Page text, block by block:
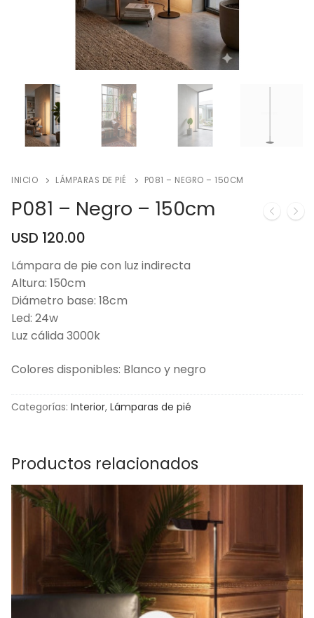
INICIO LÁMPARAS DE PIÉ P081 – NEGRO – 150CM
P081 – Negro – 150cm
USD 120.00
Lámpara de pie con luz indirecta
Altura: 150cm
Diámetro base: 18cm
Led: 24w
Luz cálida 3000k
Colores disponibles: Blanco y negro
Categorías: Interior, Lámparas de pié
Productos relacionados